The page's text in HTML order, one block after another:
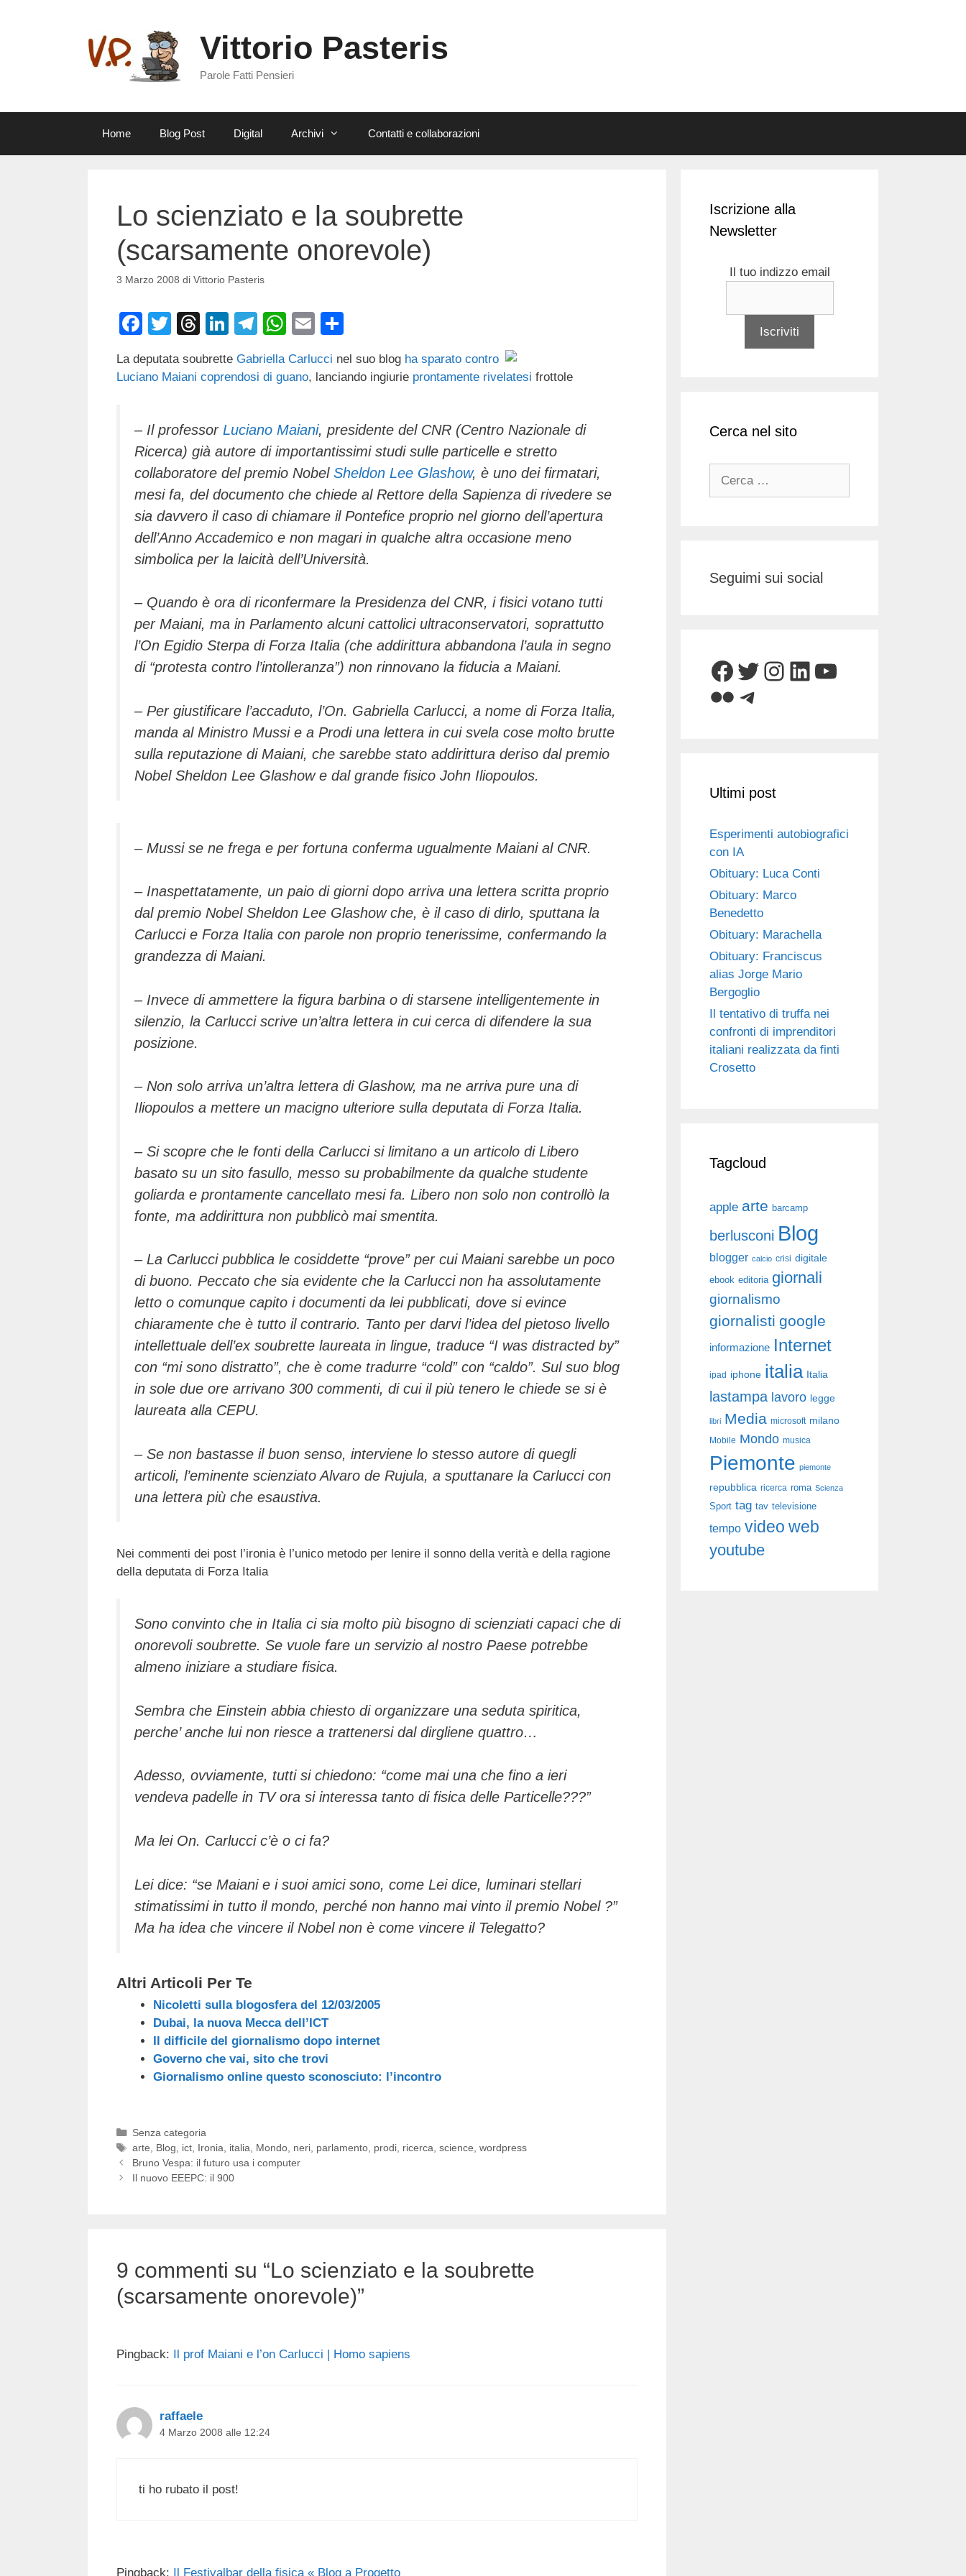
Vittorio Pasteris
Parole Fatti Pensieri
Home Blog Post Digital Archivi Contatti e collaborazioni
Lo scienziato e la soubrette
(scarsamente onorevole)
3 Marzo 2008 di Vittorio Pasteris
F
c
o
o
k
T
tt
T
e
s
Li
k
n
T
e
gr
m
W
at
p
p
E
ail n
di
La deputata soubrette Gabriella Carlucci nel suo blog ha sparato contro
Luciano Maiani coprendosi di guano, lanciando ingiurie prontamente rivelatesi frottole
– Il professor Luciano Maiani, presidente del CNR (Centro Nazionale di
Ricerca) già autore di importantissimi studi sulle particelle e stretto
collaboratore del premio Nobel Sheldon Lee Glashow, è uno dei firmatari,
mesi fa, del documento che chiede al Rettore della Sapienza di rivedere se
sia davvero il caso di chiamare il Pontefice proprio nel giorno dell’apertura
dell’Anno Accademico e non magari in qualche altra occasione meno
simbolica per la laicità dell’Università.
– Quando è ora di riconfermare la Presidenza del CNR, i fisici votano tutti
per Maiani, ma in Parlamento alcuni cattolici ultraconservatori, soprattutto
l’On Egidio Sterpa di Forza Italia (che addirittura abbandona l’aula in segno
di “protesta contro l’intolleranza”) non rinnovano la fiducia a Maiani.
– Per giustificare l’accaduto, l’On. Gabriella Carlucci, a nome di Forza Italia,
manda al Ministro Mussi e a Prodi una lettera in cui svela cose molto brutte
sulla reputazione di Maiani, che sarebbe stato addirittura deriso dal premio
Nobel Sheldon Lee Glashow e dal grande fisico John Iliopoulos.
– Mussi se ne frega e per fortuna conferma ugualmente Maiani al CNR.
– Inaspettatamente, un paio di giorni dopo arriva una lettera scritta proprio
dal premio Nobel Sheldon Lee Glashow che, è il caso di dirlo, sputtana la
Carlucci e Forza Italia con parole non proprio tenerissime, confermando la
grandezza di Maiani.
– Invece di ammettere la figura barbina o di starsene intelligentemente in
silenzio, la Carlucci scrive un’altra lettera in cui cerca di difendere la sua
posizione.
– Non solo arriva un’altra lettera di Glashow, ma ne arriva pure una di
Iliopoulos a mettere un macigno ulteriore sulla deputata di Forza Italia.
– Si scopre che le fonti della Carlucci si limitano a un articolo di Libero
basato su un sito fasullo, messo su probabilmente da qualche studente
goliarda e prontamente cancellato mesi fa. Libero non solo non controllò la
fonte, ma addirittura non pubblicò mai smentita.
– La Carlucci pubblica le cosiddette “prove” per cui Maiani sarebbe un poco
di buono. Peccato che sia evidente che la Carlucci non ha assolutamente
letto o comunque capito i documenti da lei pubblicati, dove si evince
chiaramente che è tutto il contrario. Tanto per darvi l’idea del pietoso livello
intellettuale dell’ex soubrette laureata in lingue, traduce “I was distracted by”
con “mi sono distratto”, che è come tradurre “cold” con “caldo”. Sul suo blog
in sole due ore arrivano 300 commenti, di cui il più tenero le chiede se si è
laureata alla CEPU.
– Se non bastasse il buon senso, interviene lo stesso autore di quegli
articoli, l’eminente scienziato Alvaro de Rujula, a sputtanare la Carlucci con
una lettera più che esaustiva.
Nei commenti dei post l’ironia è l’unico metodo per lenire il sonno della verità e della ragione
della deputata di Forza Italia
Sono convinto che in Italia ci sia molto più bisogno di scienziati capaci che di
onorevoli soubrette. Se vuole fare un servizio al nostro Paese potrebbe
almeno iniziare a studiare fisica.
Sembra che Einstein abbia chiesto di organizzare una seduta spiritica,
perche’ anche lui non riesce a trattenersi dal dirgliene quattro…
Adesso, ovviamente, tutti si chiedono: “come mai una che fino a ieri
vendeva padelle in TV ora si interessa tanto di fisica delle Particelle???”
Ma lei On. Carlucci c’è o ci fa?
Lei dice: “se Maiani e i suoi amici sono, come Lei dice, luminari stellari
stimatissimi in tutto il mondo, perché non hanno mai vinto il premio Nobel ?”
Ma ha idea che vincere il Nobel non è come vincere il Telegatto?
Altri Articoli Per Te
Nicoletti sulla blogosfera del 12/03/2005
Dubai, la nuova Mecca dell’ICT
Il difficile del giornalismo dopo internet
Governo che vai, sito che trovi
Giornalismo online questo sconosciuto: l’incontro
Categorie
Senza categoria
Tag
arte Blog ict, Ironia italia Mondo, neri, parlamento, prodi, ricerca science wordpress
Bruno Vespa: il futuro usa i computer
Il nuovo EEEPC: il 900
9 commenti su “Lo scienziato e la soubrette
(scarsamente onorevole)”
Pingback: Il prof Maiani e l’on Carlucci | Homo sapiens
raffaele
4 Marzo 2008 alle 12:24
ti ho rubato il post!
Pingback: Il Festivalbar della fisica « Blog a Progetto
Iscrizione alla
Newsletter
Il tuo indizzo email
Cerca nel sito
Seguimi sui social
Facebook
Twitter
Instagram
LinkedIn
YouTube
FlickrTelegram
Ultimi post
Esperimenti autobiografici
con IA
Obituary: Luca Conti
Obituary: Marco
Benedetto
Obituary: Marachella
Obituary: Franciscus
alias Jorge Mario
Bergoglio
Il tentativo di truffa nei
confronti di imprenditori
italiani realizzata da finti
Crosetto
Tagcloud
apple arte barcamp
berlusconi Blog
blogger calcio crisi digitale
ebook editoria giornali
giornalismo
giornalisti google
informazione Internet
ipad iphone italia Italia
lastampa lavoro legge
libri Media microsoft milano
Mobile Mondo musica
Piemonte piemonte
repubblica ricerca roma Scienza
Sport tag tav televisione
tempo video web
youtube